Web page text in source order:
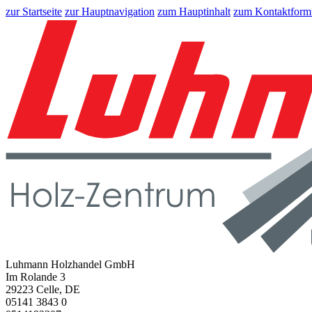
zur Startseite zur Hauptnavigation zum Hauptinhalt zum
Luhmann Holzhandel GmbH
Im Rolande 3
29223 Celle, DE
05141 3843 0